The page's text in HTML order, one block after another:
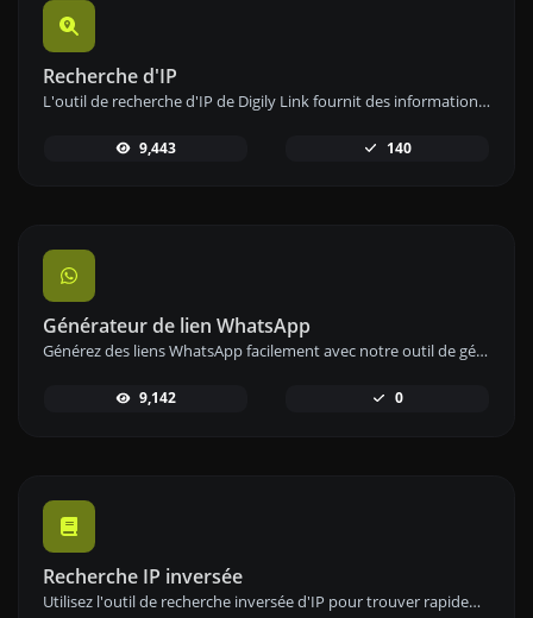
Recherche d'IP
L'outil de recherche d'IP de Digily Link fournit des informations détaillées sur toute adresse IP. Utilisez ce service en ligne gratuit pour obtenir des données IP complètes.
9,443 140
Générateur de lien WhatsApp
Générez des liens WhatsApp facilement avec notre outil de génération de liens WhatsApp pour une communication instantanée.
9,142 0
Recherche IP inversée
Utilisez l'outil de recherche inversée d'IP pour trouver rapidement et facilement le domaine ou l'hôte associé à une adresse IP.